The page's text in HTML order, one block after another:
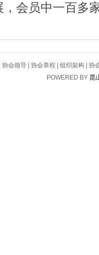
会员中一百多
|协会领导 |协会章程 |组织架构 |协
POWERED BY 昆